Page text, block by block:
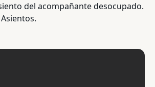
del acompañante desocupado.